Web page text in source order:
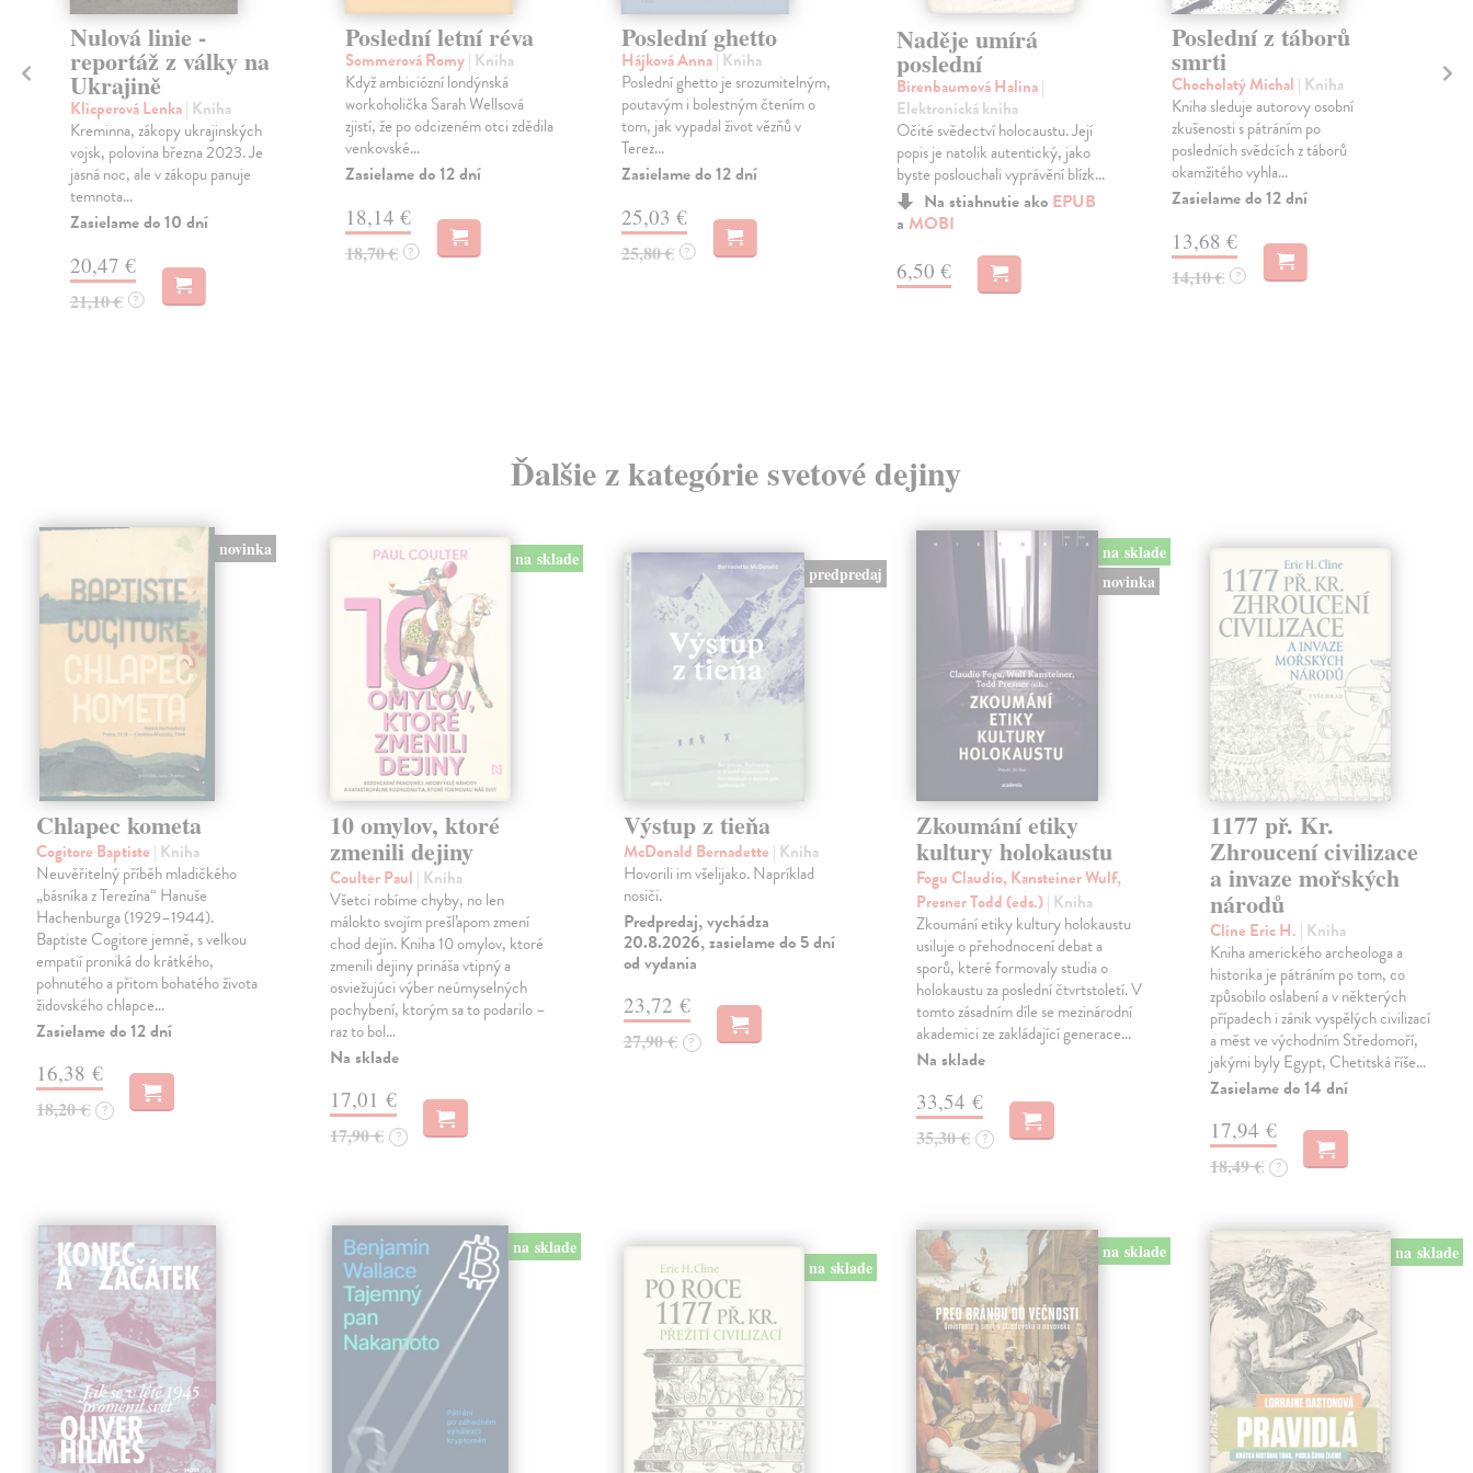
Nulová linie -
reportáž z války na
Ukrajině
Klicperová Lenka| Kniha
Kreminna, zákopy ukrajinských
vojsk, polovina března 2023. Je
jasná noc, ale v zákopu panuje
temnota...
Zasielame do 10 dní
20,47 €
21,10 € ?
Poslední letní réva
Sommerová Romy| Kniha
Když ambiciózní londýnská
workoholička Sarah Wellsová
zjistí, že po odcizeném otci zdědila
venkovské...
Zasielame do 12 dní
18,14 €
18,70 € ?
Poslední ghetto
Hájková Anna| Kniha
Poslední ghetto je srozumitelným,
poutavým i bolestným čtením o
tom, jak vypadal život vězňů v
Terez...
Zasielame do 12 dní
25,03 €
25,80 € ?
Naděje umírá
poslední
Birenbaumová Halina|
Elektronická kniha
Očité svědectví holocaustu. Její
popis je natolik autentický, jako
byste poslouchali vyprávění blízk...
Na stiahnutie ako EPUB
a MOBI
6,50 €
Poslední z táborů
smrti
Chocholatý Michal | Kniha
Kniha sleduje autorovy osobní
zkušenosti s pátráním po
posledních svědcích z táborů
okamžitého vyhla...
Zasielame do 12 dní
13,68 €
14,10 € ?
Ďalšie z kategórie svetové dejiny
novinka
Chlapec kometa
Cogitore Baptiste | Kniha
Neuvěřitelný příběh mladičkého
„básníka z Terezína“ Hanuše
Hachenburga (1929–1944).
Baptiste Cogitore jemně, s velkou
empatií proniká do krátkého,
pohnutého a přitom bohatého života
židovského chlapce…
Zasielame do 12 dní
16,38 €
18,20 € ?
na sklade
10 omylov, ktoré
zmenili dejiny
Coulter Paul | Kniha
Všetci robíme chyby, no len
málokto svojím prešľapom zmení
chod dejín. Kniha 10 omylov, ktoré
zmenili dejiny prináša vtipný a
osviežujúci výber neúmyselných
pochybení, ktorým sa to podarilo –
raz to bol…
Na sklade
17,01 €
17,90 € ?
predpredaj
Výstup z tieňa
McDonald Bernadette | Kniha
Hovorili im všelijako. Napríklad
nosiči.
Predpredaj, vychádza
20.8.2026, zasielame do 5 dní
od vydania
23,72 €
27,90 € ?
na sklade
novinka
Zkoumání etiky
kultury holokaustu
Fogu Claudio, Kansteiner Wulf,
Presner Todd (eds.)| Kniha
Zkoumání etiky kultury holokaustu
usiluje o přehodnocení debat a
sporů, které formovaly studia o
holokaustu za poslední čtvrtstoletí. V
tomto zásadním díle se mezinárodní
akademici ze zakládající generace…
Na sklade
33,54 €
35,30 € ?
1177 př. Kr.
Zhroucení civilizace
a invaze mořských
národů
Cline Eric H. | Kniha
Kniha amerického archeologa a
historika je pátráním po tom, co
způsobilo oslabení a v některých
případech i zánik vyspělých civilizací
a měst ve východním Středomoří,
jakými byly Egypt, Chetitská říše…
Zasielame do 14 dní
17,94 €
18,49 € ?
na sklade
na sklade
na sklade na sklade